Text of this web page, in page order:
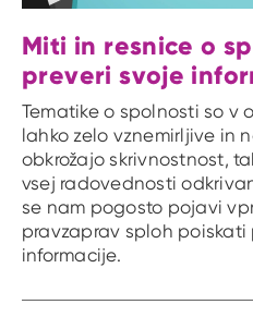
Miti in resnice o
preveri svoje
Tematike o spolnosti so v
lahko zelo vznemirljive in
obkrožajo skrivnostnost,
vsej radovednosti
se nam pogosto pojavi
pravzaprav sploh
informacije.